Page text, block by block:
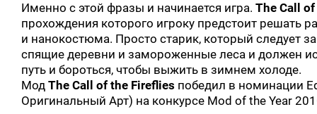
Именно с этой фразы и начинается игра. The Call
прохождения которого игроку предстоит решать
и нанокостюма. Просто старик, который следует
спящие деревни и замороженные леса и должен
путь и бороться, чтобы выжить в зимнем холоде.
Мод The Call of the Fireflies победил в номинации
Оригинальный Арт) на конкурсе Mod of the Year